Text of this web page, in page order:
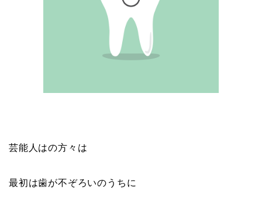
芸能人はの方々は
最初は歯が不ぞろいのうちに